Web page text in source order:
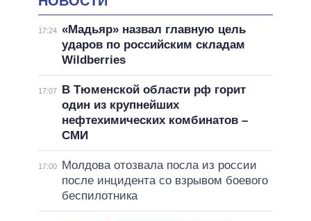
17:24 «Мадьяр» назвал главную цель
ударов по российским складам
Wildberries
17:07
В Тюменской области рф горит
один из крупнейших
нефтехимических комбинатов –
СМИ
17:00
Молдова отозвала посла из россии
после инцидента со взрывом боевого
беспилотника